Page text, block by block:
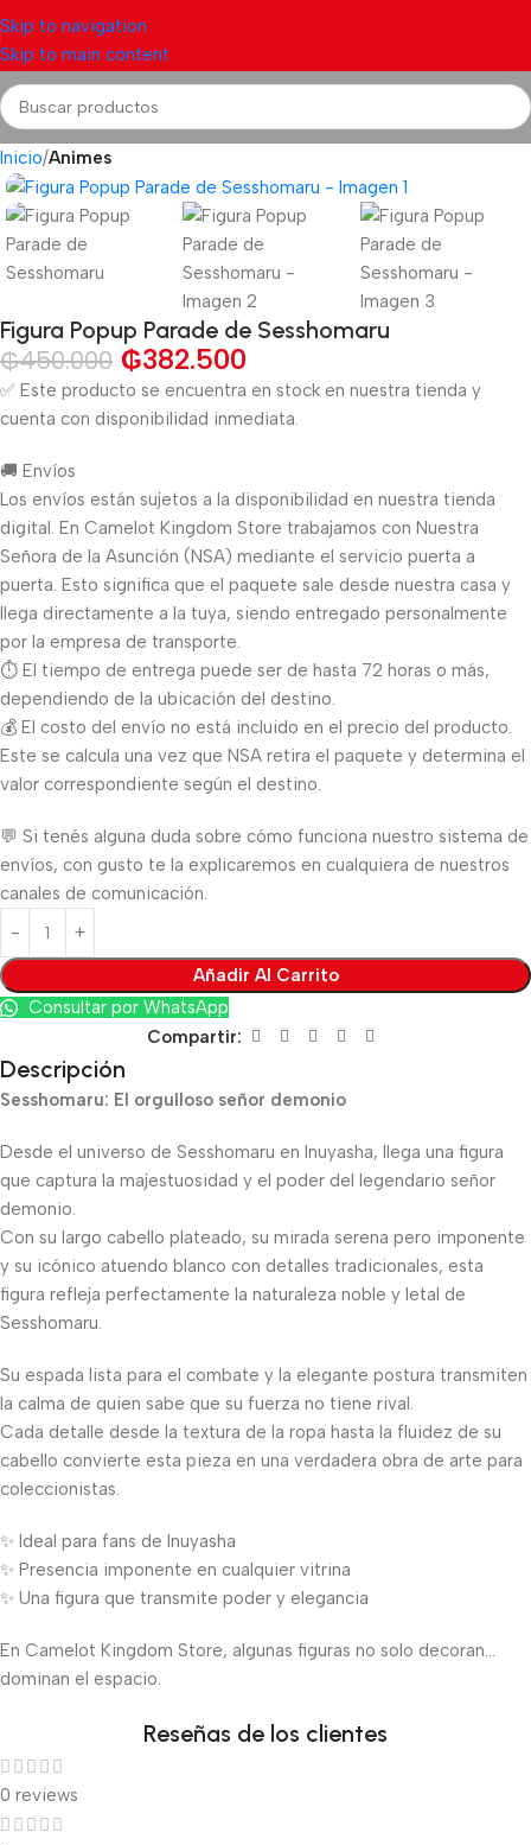
Skip to navigation
Skip to main content
Inicio Animes
Figura Popup Parade de Sesshomaru
₲450.000 ₲382.500
✅ Este producto se encuentra en stock en nuestra tienda y
cuenta con disponibilidad inmediata.
🚚 Envíos
Los envíos están sujetos a la disponibilidad en nuestra tienda
digital. En Camelot Kingdom Store trabajamos con Nuestra
Señora de la Asunción (NSA) mediante el servicio puerta a
puerta. Esto significa que el paquete sale desde nuestra casa y
llega directamente a la tuya, siendo entregado personalmente
por la empresa de transporte.
⏱️ El tiempo de entrega puede ser de hasta 72 horas o más,
dependiendo de la ubicación del destino.
💰 El costo del envío no está incluido en el precio del producto.
Este se calcula una vez que NSA retira el paquete y determina el
valor correspondiente según el destino.
💬 Si tenés alguna duda sobre cómo funciona nuestro sistema de
envíos, con gusto te la explicaremos en cualquiera de nuestros
canales de comunicación.
Añadir Al Carrito
Consultar por WhatsApp
Compartir:
Descripción
Sesshomaru: El orgulloso señor demonio
Desde el universo de Sesshomaru en Inuyasha, llega una figura
que captura la majestuosidad y el poder del legendario señor
demonio.
Con su largo cabello plateado, su mirada serena pero imponente
y su icónico atuendo blanco con detalles tradicionales, esta
figura refleja perfectamente la naturaleza noble y letal de
Sesshomaru.
Su espada lista para el combate y la elegante postura transmiten
la calma de quien sabe que su fuerza no tiene rival.
Cada detalle desde la textura de la ropa hasta la fluidez de su
cabello convierte esta pieza en una verdadera obra de arte para
coleccionistas.
✨ Ideal para fans de Inuyasha
✨ Presencia imponente en cualquier vitrina
✨ Una figura que transmite poder y elegancia
En Camelot Kingdom Store, algunas figuras no solo decoran…
dominan el espacio.
Reseñas de los clientes
0 reviews